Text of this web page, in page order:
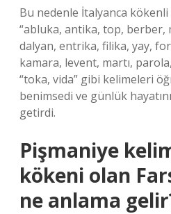
Bu nedenle İtalyanca
“abluka, antika, top, berber,
dalyan, entrika, filika, yay,
kamara, levent, martı,
“toka, vida” gibi kelimeleri
benimsedi ve günlük
getirdi.
Pişmaniye
kökeni olan
ne anlama